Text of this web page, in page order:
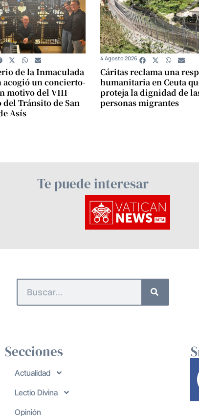
de la Inmaculada
acogió un concierto-
motivo del VIII
del Tránsito de San
Asís
Cáritas reclama una
humanitaria en Ceuta
proteja la dignidad de
personas migrantes
4 Agosto 2026
Te puede interesar
Secciones
Actualidad
Lectio Divina
Opinión